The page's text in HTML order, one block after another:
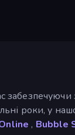
роки, у
, Bubble